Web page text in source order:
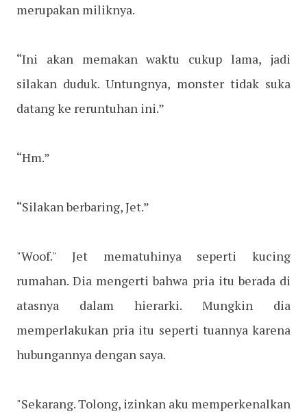
merupakan miliknya.
“Ini akan memakan waktu cukup lama, jadi
silakan duduk. Untungnya, monster tidak suka
datang ke reruntuhan ini.”
“Hm.”
“Silakan berbaring, Jet.”
"Woof." Jet mematuhinya seperti kucing
rumahan. Dia mengerti bahwa pria itu berada di
atasnya dalam hierarki. Mungkin dia
memperlakukan pria itu seperti tuannya karena
hubungannya dengan saya.
"Sekarang. Tolong, izinkan aku memperkenalkan